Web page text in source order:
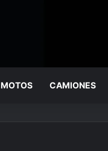
MOTOS CAMIONES